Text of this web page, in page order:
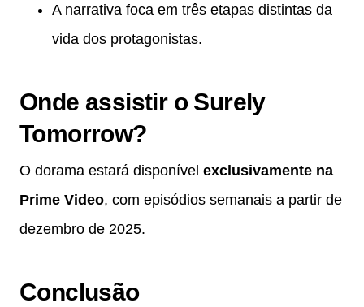
A narrativa foca em três etapas distintas da
vida dos protagonistas.
Onde assistir o Surely
Tomorrow?
O dorama estará disponível exclusivamente na
Prime Video, com episódios semanais a partir de
dezembro de 2025.
Conclusão